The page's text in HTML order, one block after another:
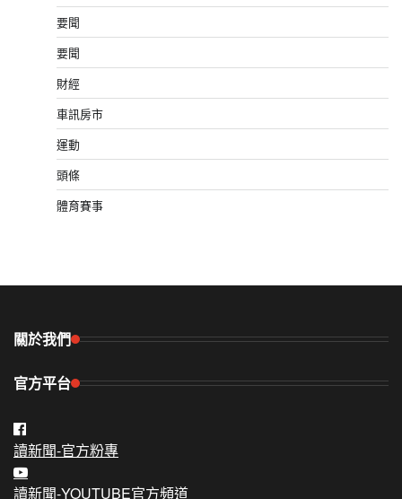
要聞
要聞
財經
車訊房市
運動
頭條
體育賽事
關於我們
官方平台
讀新聞-官方粉專
讀新聞-YOUTUBE官方頻道